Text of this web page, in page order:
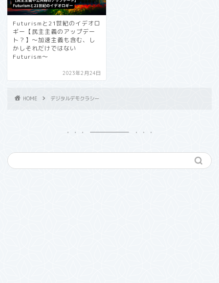
Futurismと21世紀のイデオロ
ギー【民主主義のアップデー
ト？】〜加速主義も含む、し
かしそれだけではない
Futurism〜
2023年2月24日
HOME デジタルデモクラシー